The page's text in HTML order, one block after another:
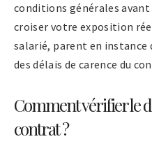
conditions générales
croiser votre exposition
salarié, parent en instance
des délais de carence du
Comment vérifier le
contrat ?